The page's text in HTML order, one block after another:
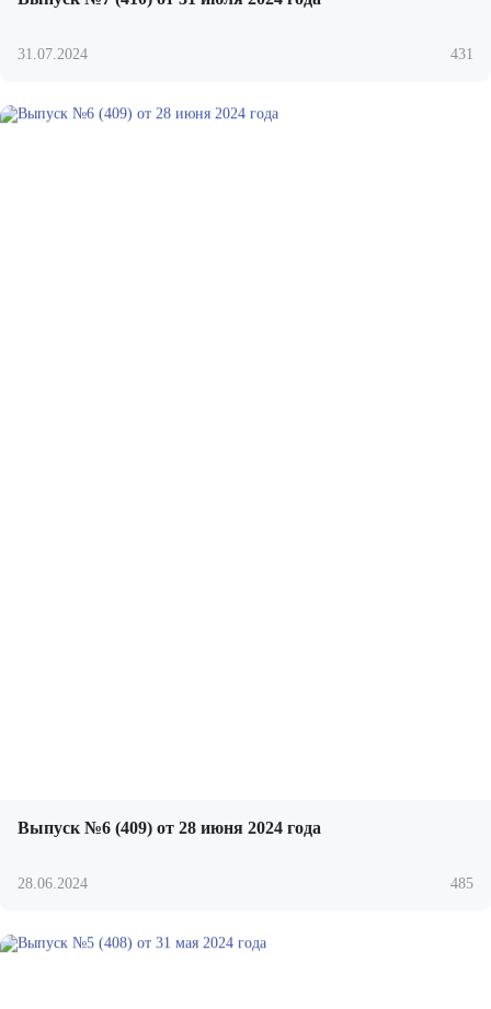
31.07.2024 431
Выпуск №6 (409) от 28 июня 2024 года
28.06.2024 485